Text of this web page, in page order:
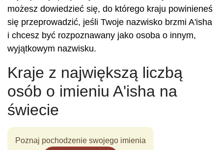
możesz dowiedzieć się, do którego kraju powinieneś
się przeprowadzić, jeśli Twoje nazwisko brzmi A'isha
i chcesz być rozpoznawany jako osoba o innym,
wyjątkowym nazwisku.
Kraje z największą liczbą
osób o imieniu A'isha na
świecie
Poznaj pochodzenie swojego imienia